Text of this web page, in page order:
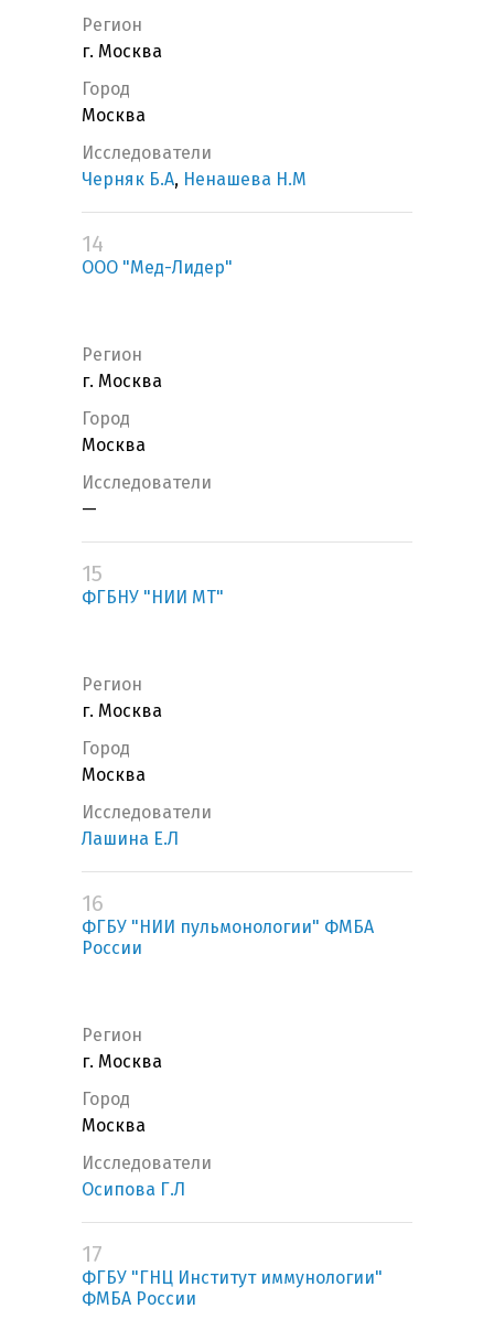
Регион
г. Москва
Город
Москва
Исследователи
Черняк Б.А, Ненашева Н.М
14
ООО "Мед-Лидер"
Регион
г. Москва
Город
Москва
Исследователи
—
15
ФГБНУ "НИИ МТ"
Регион
г. Москва
Город
Москва
Исследователи
Лашина Е.Л
16
ФГБУ "НИИ пульмонологии" ФМБА
России
Регион
г. Москва
Город
Москва
Исследователи
Осипова Г.Л
17
ФГБУ "ГНЦ Институт иммунологии"
ФМБА России